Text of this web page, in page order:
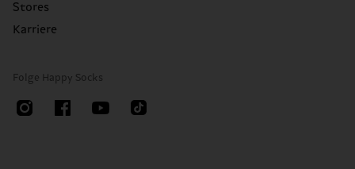
Stores
Karriere
Folge Happy Socks